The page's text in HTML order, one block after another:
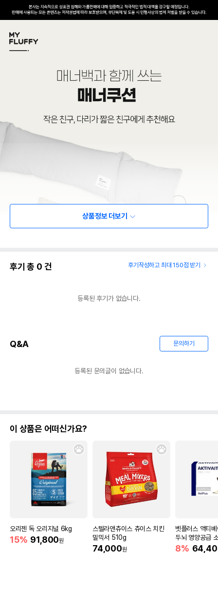
상품정보 더보기
후기 총 0 건 후기작성하고 최대 150점 받기
등록된 후기가 없습니다.
Q&A 문의하기
등록된 문의글이 없습니다.
이 상품은 어떠신가요?
오리젠 독 오리지널 6kg
15% 91,800원
스텔라앤츄이스 츄이스 치킨
밀믹서 510g
74,000원
벳플러스 액티
두뇌 영양공급
슐
8%